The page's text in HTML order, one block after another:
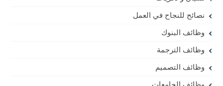
نصائح للنجاح في العمل
وظائف البنوك
وظائف الترجمة
وظائف التصميم
وظائف الجامعات